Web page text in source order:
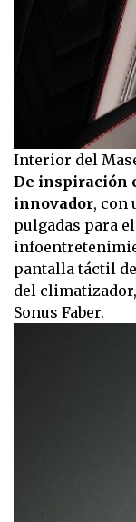
Interior del
De inspiración
innovador, con
pulgadas para
pantalla táctil
del
Sonus Faber.